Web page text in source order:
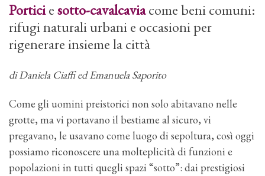
Porticiesotto-cavalcaviacome beni comuni:
rifugi naturali urbani e occasioni per
rigenerare insieme la città
di Daniela Ciaffi ed Emanuela Saporito
Come gli uomini preistorici non solo abitavano nelle
grotte, ma vi portavano il bestiame al sicuro, vi
pregavano, le usavano come luogo di sepoltura, così oggi
possiamo riconoscere una molteplicità di funzioni e
popolazioni in tutti quegli spazi “sotto”: dai prestigiosi